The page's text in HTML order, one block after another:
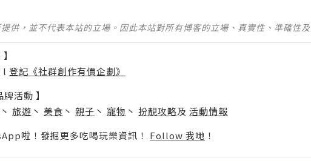
供，並不代表本站的立場。因此本站對所有博客的立場、真實性、準確性
l 登記《社群創作有價企劃》
活動 】
丶 旅遊 丶 美食 丶 親子 丶 寵物 丶 扮靚攻略及 活動情報
啦！發掘更多吃喝玩樂資訊！ Follow 我哋 ！